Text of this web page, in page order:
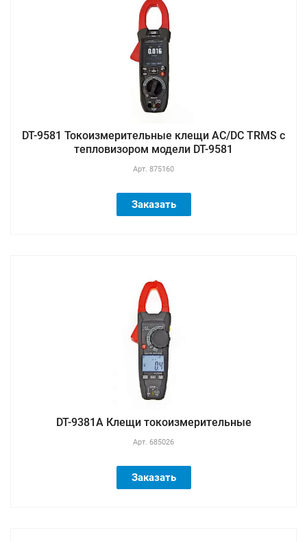
DT-9581 Токоизмерительные клещи AC/DC TRMS с
тепловизором модели DT-9581
Арт. 875160
Заказать
DT-9381A Клещи токоизмерительные
Арт. 685026
Заказать